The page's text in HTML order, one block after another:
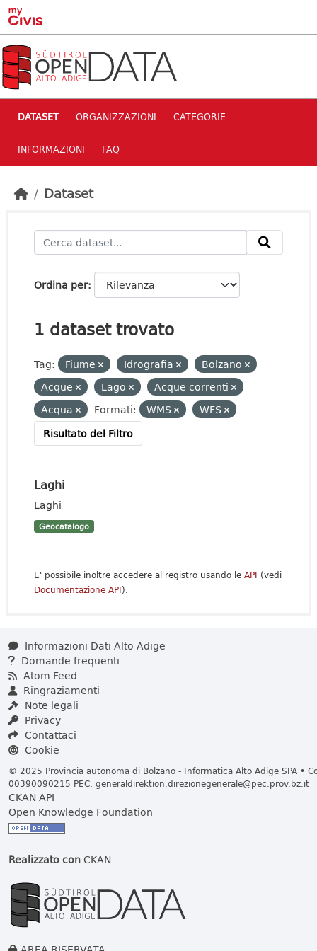
Skip to main content
DATASET ORGANIZZAZIONI CATEGORIE
INFORMAZIONI FAQ
Dataset
Ordina per
1 dataset trovato
Tag: Fiume Idrografia
Bolzano
Acque
Lago
Acque correnti
Acqua
Formati: WMS
WFS
Risultato del Filtro
Laghi
Laghi
Geocatalogo
E' possibile inoltre accedere al registro usando le API (vedi
Documentazione API).
Informazioni Dati Alto Adige
Domande frequenti
Atom Feed
Ringraziamenti
Note legali
Privacy
Contattaci
Cookie
© 2025 Provincia autonoma di Bolzano - Informatica Alto Adige SPA •
00390090215 PEC: generaldirektion.direzionegenerale@pec.prov.bz.it
CKAN API
Open Knowledge Foundation
Realizzato conCKAN